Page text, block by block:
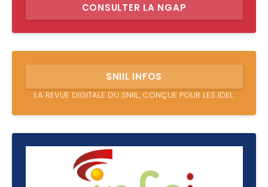
CONSULTER LA NGAP
SNIIL INFOS
LA REVUE DIGITALE DU SNIIL, CONÇUE POUR LES IDEL.